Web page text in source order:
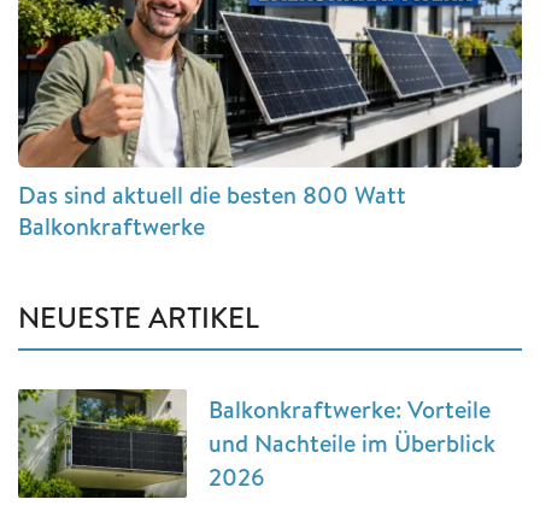
Das sind aktuell die besten 800 Watt
Balkonkraftwerke
NEUESTE ARTIKEL
Balkonkraftwerke: Vorteile
und Nachteile im Überblick
2026